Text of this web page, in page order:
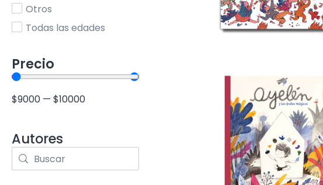
Otros
Todas las edades
Precio
$9000 — $10000
Autores